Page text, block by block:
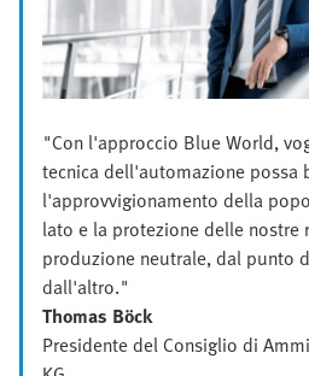
"Con l'approccio Blue World,
tecnica dell'automazione possa
l'approvvigionamento della
lato e la protezione delle nostre
produzione neutrale, dal punto
dall'altro."
Thomas Böck
Presidente del Consiglio di